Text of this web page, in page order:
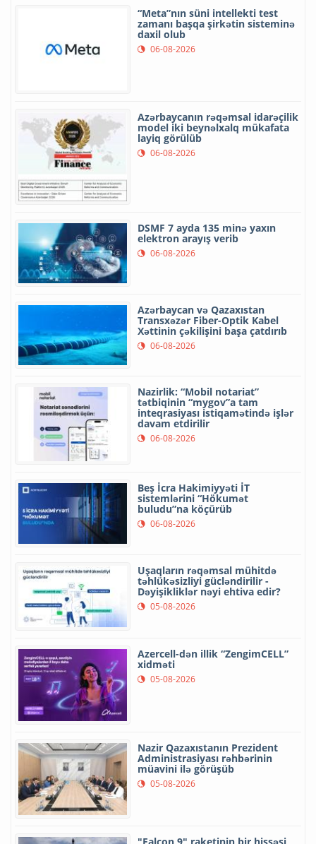
“Meta”nın süni intellekti test
zamanı başqa şirkətin sisteminə
daxil olub
06-08-2026
Azərbaycanın rəqəmsal idarəçilik
model iki beynəlxalq mükafata
layiq görülüb
06-08-2026
DSMF 7 ayda 135 minə yaxın
elektron arayış verib
06-08-2026
Azərbaycan və Qazaxıstan
Transxəzər Fiber-Optik Kabel
Xəttinin çəkilişini başa çatdırıb
06-08-2026
Nazirlik: “Mobil notariat”
tətbiqinin “mygov”a tam
inteqrasiyası istiqamətində işlər
davam etdirilir
06-08-2026
Beş İcra Hakimiyyəti İT
sistemlərini “Hökumət
buludu”na köçürüb
06-08-2026
Uşaqların rəqəmsal mühitdə
təhlükəsizliyi gücləndirilir -
Dəyişikliklər nəyi ehtiva edir?
05-08-2026
Azercell-dən illik “ZengimCELL”
xidməti
05-08-2026
Nazir Qazaxıstanın Prezident
Administrasiyası rəhbərinin
müavini ilə görüşüb
05-08-2026